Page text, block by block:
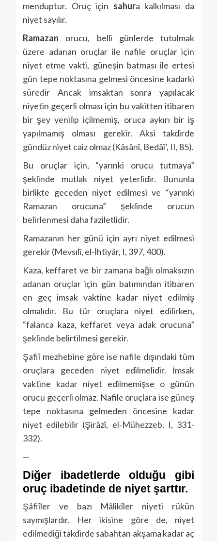
menduptur. Oruç için sahura kalkılması da
niyet sayılır.
Ramazan orucu, belli günlerde tutulmak
üzere adanan oruçlar ile nafile oruçlar için
niyet etme vakti, güneşin batması ile ertesi
gün tepe noktasına gelmesi öncesine kadarki
süredir Ancak imsaktan sonra yapılacak
niyetin geçerli olması için bu vakitten itibaren
bir şey yenilip içilmemiş, oruca aykırı bir iş
yapılmamış olması gerekir. Aksi takdirde
gündüz niyet caiz olmaz (Kâsânî, Bedâî’, II, 85).
Bu oruçlar için, “yarınki orucu tutmaya”
şeklinde mutlak niyet yeterlidir. Bununla
birlikte geceden niyet edilmesi ve “yarınki
Ramazan orucuna” şeklinde orucun
belirlenmesi daha faziletlidir.
Ramazanın her günü için ayrı niyet edilmesi
gerekir (Mevsılî, el-İhtiyâr, I, 397, 400).
Kaza, keffaret ve bir zamana bağlı olmaksızın
adanan oruçlar için gün batımından itibaren
en geç imsak vaktine kadar niyet edilmiş
olmalıdır. Bu tür oruçlara niyet edilirken,
“falanca kaza, keffaret veya adak orucuna”
şeklinde belirtilmesi gerekir.
Şafiî mezhebine göre ise nafile dışındaki tüm
oruçlara geceden niyet edilmelidir. İmsak
vaktine kadar niyet edilmemişse o günün
orucu geçerli olmaz. Nafile oruçlara ise güneş
tepe noktasına gelmeden öncesine kadar
niyet edilebilir (Şirâzî, el-Mühezzeb, I, 331-
332).
—
Diğer ibadetlerde olduğu gibi
oruç ibadetinde de niyet şarttır.
Şâfiîler ve bazı Mâlikîler niyeti rükün
saymışlardır. Her ikisine göre de, niyet
edilmediği takdirde sabahtan akşama kadar aç